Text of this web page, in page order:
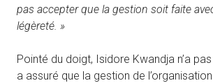
pas accepter que la gestion soit faite
légèreté. »
Pointé du doigt, Isidore Kwandja n’a
a assuré que la gestion de